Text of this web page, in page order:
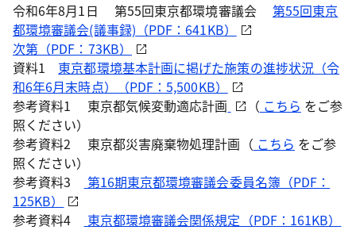
令和6年8月1日 第55回東京都環境審議会 第55回東京
都環境審議会(議事録)（PDF：641KB）
次第（PDF：73KB）
資料1 東京都環境基本計画に掲げた施策の進捗状況（令
和6年6月末時点）（PDF：5,500KB）
参考資料1 東京都気候変動適応計画
（ こちら をご参
照ください）
参考資料2 東京都災害廃棄物処理計画（ こちら をご参
照ください）
参考資料3
第16期東京都環境審議会委員名簿（PDF：
125KB）
参考資料4
東京都環境審議会関係規定（PDF：161KB）